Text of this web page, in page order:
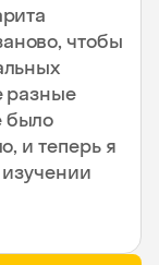
чтобы
разные
было
и теперь я